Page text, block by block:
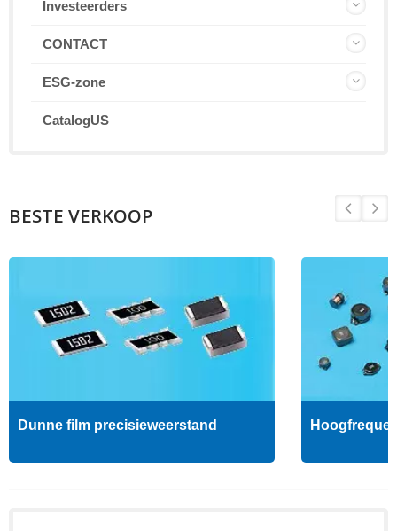
Investeerders
CONTACT
ESG-zone
CatalogUS
BESTE VERKOOP
Dunne film precisieweerstand